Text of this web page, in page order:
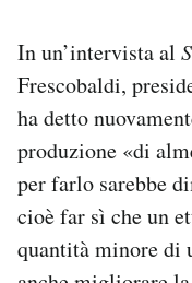
In un’intervista al
Frescobaldi,
ha detto
produzione «di
per farlo sarebbe
cioè far sì che un
quantità minore di